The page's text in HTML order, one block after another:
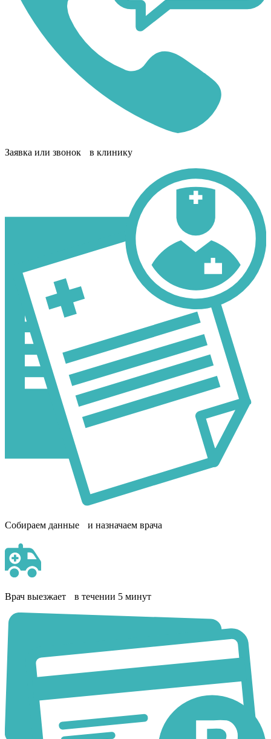
Заявка или звонок в клинику
Собираем данные и назначаем врача
Врач выезжает в течении 5 минут